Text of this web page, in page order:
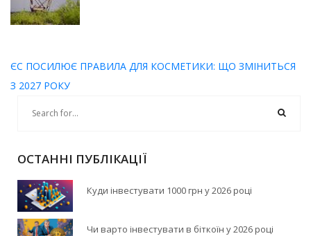
ЄС ПОСИЛЮЄ ПРАВИЛА ДЛЯ КОСМЕТИКИ: ЩО ЗМІНИТЬСЯ
З 2027 РОКУ
ОСТАННІ ПУБЛІКАЦІЇ
Куди інвестувати 1000 грн у 2026 році
Чи варто інвестувати в біткоїн у 2026 році